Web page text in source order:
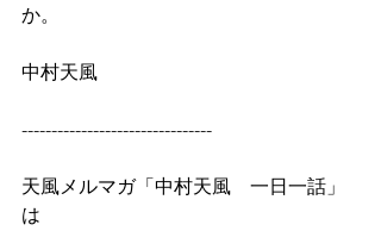
か。
中村天風
--------------------------------
天風メルマガ「中村天風　一日一話」
は